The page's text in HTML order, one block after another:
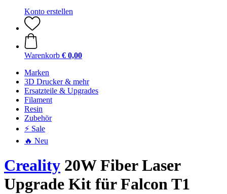
Konto erstellen
Warenkorb € 0,00
Marken
3D Drucker & mehr
Ersatzteile & Upgrades
Filament
Resin
Zubehör
⚡ Sale
🔥 Neu
Creality 20W Fiber Laser
Upgrade Kit für Falcon T1